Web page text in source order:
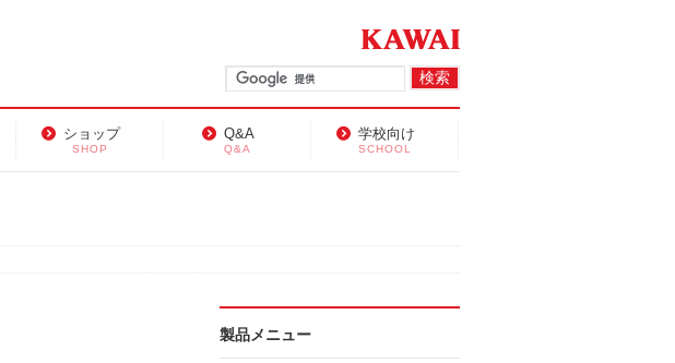
ショップ
SHOP
Q&A
Q&A
学校向け
SCHOOL
製品メニュー